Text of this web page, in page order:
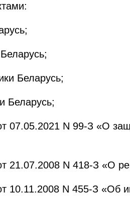
Беларусь;
Беларусь;
07.05.2021 N 99-З «О
21.07.2008 N 418-З «О
10.11.2008 N 455-З